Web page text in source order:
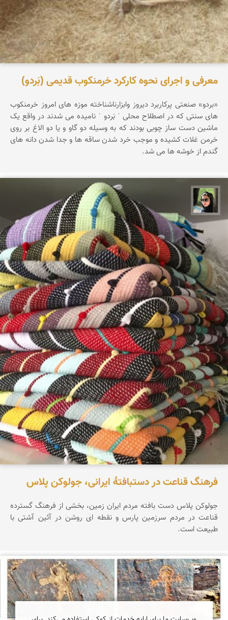
معرفی و اجرای نحوه کارکرد خرمنکوب قدیمی (بَردو)
«بردو» صنعتی پرکاربرد دیروز وابزارناشناخته موزه های امروز خرمنکوب
های سنتی که در اصطلاح محلی ˈ بَردو ˈ نامیده می شدند در واقع یک
ماشین دست ساز چوبی بودند که به وسیله دو گاو و یا دو الاغ بر روی
خرمن غلات کشیده و موجب خرد شدن ساقه ها و جدا شدن دانه های
گندم از خوشه ها می شد.
فرهنگ قناعت در دستبافتهٔ ایرانی، جولوکن پلاس
جولوکن پلاس دست بافته مردم ایران زمین، بخشی از فرهنگ گسترده
قناعت در مردم سرزمین پارس و نقطه ای روشن در آئین آشتی با
طبیعت است.
محمد ناصری فرد